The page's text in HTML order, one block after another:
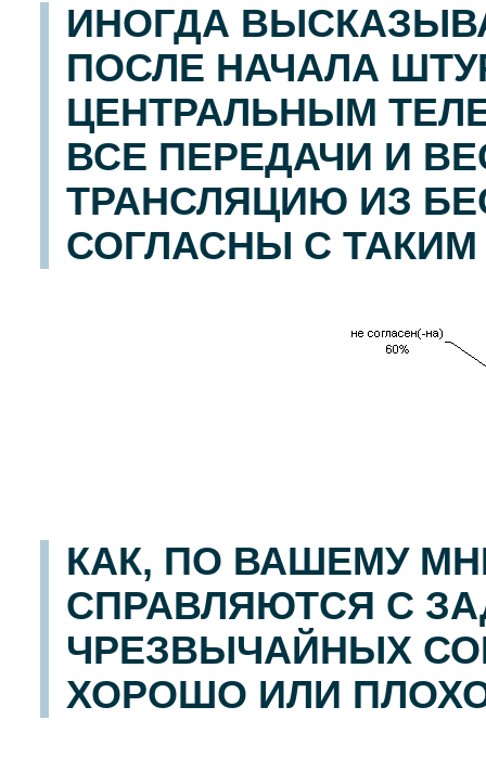
ИНОГДА
ПОСЛЕ НАЧАЛА
ЦЕНТРАЛЬНЫМ
ВСЕ ПЕРЕДАЧИ И
ТРАНСЛЯЦИЮ ИЗ
СОГЛАСНЫ С
КАК, ПО ВАШЕМУ
СПРАВЛЯЮТСЯ С
ЧРЕЗВЫЧАЙНЫХ
ХОРОШО ИЛИ